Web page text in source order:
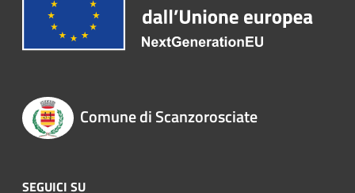
Comune di Scanzorosciate
SEGUICI SU